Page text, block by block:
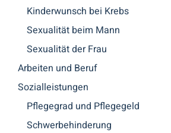
Kinderwunsch bei Krebs
Sexualität beim Mann
Sexualität der Frau
Arbeiten und Beruf
Sozialleistungen
Pflegegrad und Pflegegeld
Schwerbehinderung